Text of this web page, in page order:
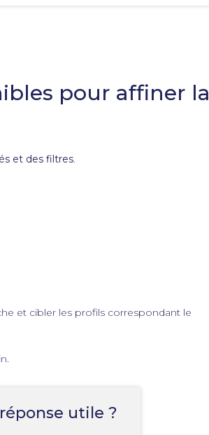
pour affiner la
et des filtres.
et cibler les profils correspondant le
utile ?